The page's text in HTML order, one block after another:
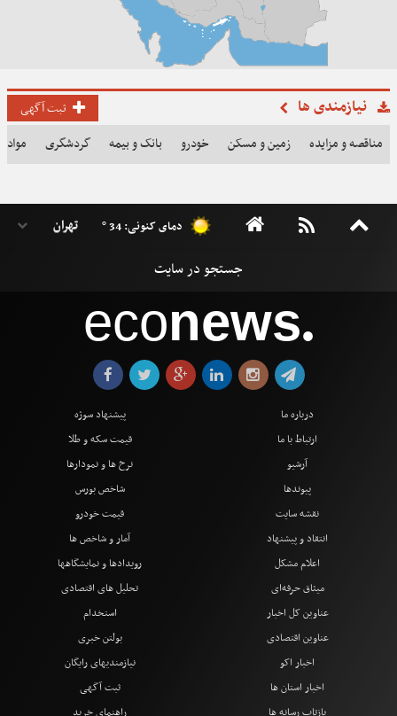
نیازمندی ها ثبت آگهی
مناقصه و مزایده زمین و مسکن خودرو بانک و بیمه گردشگری مواد
دمای کنونی: 34 °
econews●
درباره ما
ارتباط با ما
آرشیو
پیوندها
نقشه سایت
انتقاد و پیشنهاد
اعلام مشکل
میثاق حرفه‌ای
پیشنهاد سوژه
قیمت سکه و طلا
نرخ ها و نمودارها
شاخص بورس
قیمت خودرو
آمار و شاخص ها
رویدادها و نمایشگاهها
تحلیل های اقتصادی
عناوین کل اخبار
عناوین اقتصادی
اخبار اکو
اخبار استان ها
بازتاب رسانه ها
استخدام
بولتن خبری
نیازمندیهای رایگان
ثبت آگهی
راهنمای خرید